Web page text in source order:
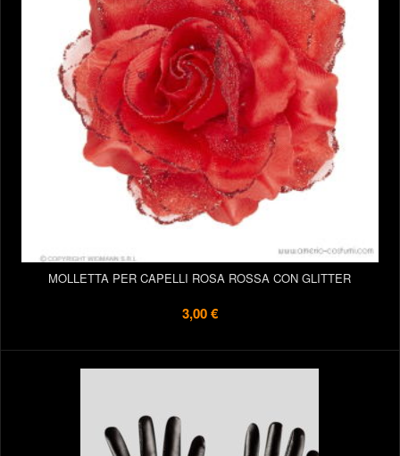
MOLLETTA PER CAPELLI ROSA ROSSA CON GLITTER
3,00 €